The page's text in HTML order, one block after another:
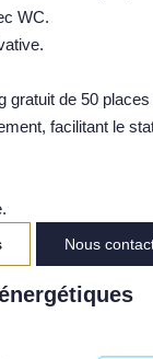
Avis Clients
EXTRANET
WC.
gratuit de 50
facilitant le
Nous